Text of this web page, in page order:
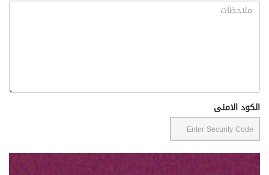
الكود الامنى